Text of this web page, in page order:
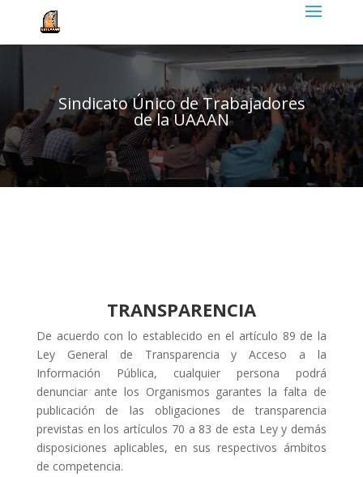
Sindicato Único de Trabajadores
de la UAAAN
TRANSPARENCIA
De acuerdo con lo establecido en el artículo 89 de la
Ley General de Transparencia y Acceso a la
Información Pública, cualquier persona podrá
denunciar ante los Organismos garantes la falta de
publicación de las obligaciones de transparencia
previstas en los artículos 70 a 83 de esta Ley y demás
disposiciones aplicables, en sus respectivos ámbitos
de competencia.